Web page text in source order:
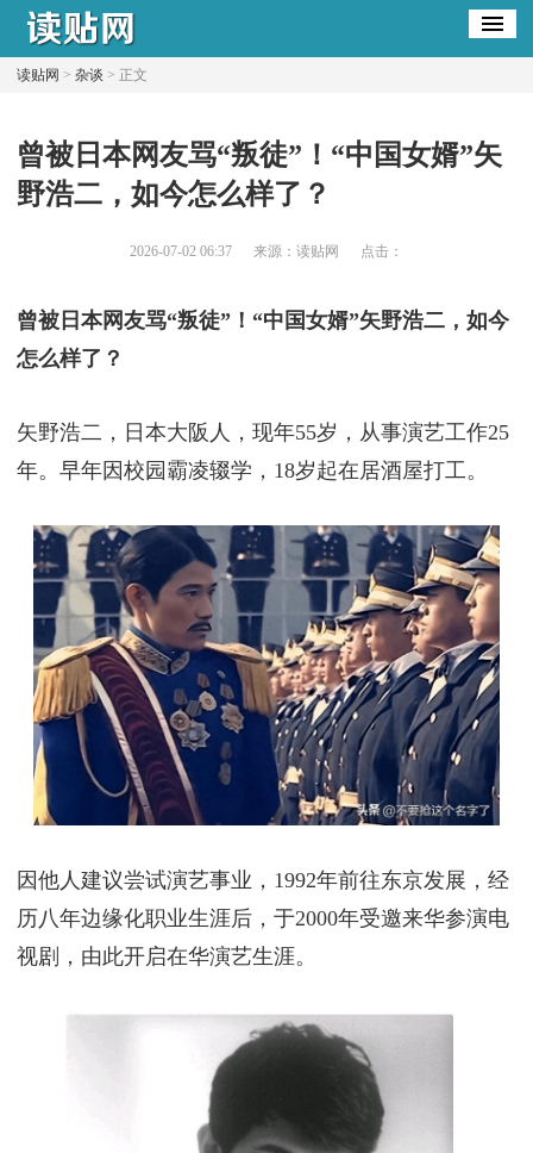
读贴网 > 杂谈 > 正文
​曾被日本网友骂“叛徒”！“中国女婿”矢
野浩二，如今怎么样了？
2026-07-02 06:37 来源：读贴网 点击：
曾被日本网友骂“叛徒”！“中国女婿”矢野浩二，如今
怎么样了？
矢野浩二，日本大阪人，现年55岁，从事演艺工作25
年。早年因校园霸凌辍学，18岁起在居酒屋打工。
因他人建议尝试演艺事业，1992年前往东京发展，经
历八年边缘化职业生涯后，于2000年受邀来华参演电
视剧，由此开启在华演艺生涯。